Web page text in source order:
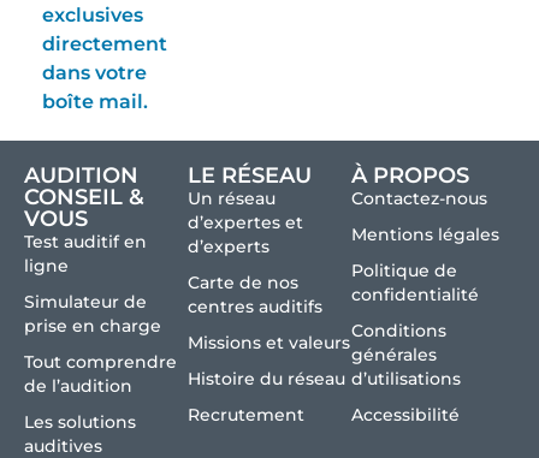
exclusives
directement
dans votre
boîte mail.
AUDITION
CONSEIL &
VOUS
Test auditif en
ligne
Simulateur de
prise en charge
Tout comprendre
de l’audition
Les solutions
auditives
LE RÉSEAU
Un réseau
d’expertes et
d’experts
Carte de nos
centres auditifs
Missions et valeurs
Histoire du réseau
Recrutement
À PROPOS
Contactez-nous
Mentions légales
Politique de
confidentialité
Conditions
générales
d’utilisations
Accessibilité